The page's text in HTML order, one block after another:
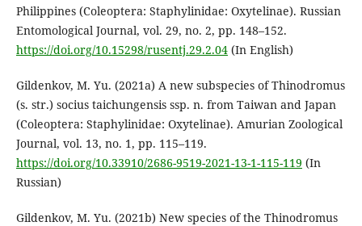
Philippines (Coleoptera: Staphylinidae: Oxytelinae). Russian
Entomological Journal, vol. 29, no. 2, pp. 148–152.
https://doi.org/10.15298/rusentj.29.2.04(In English)
Gildenkov, M. Yu. (2021a) A new subspecies of Thinodromus
(s. str.) socius taichungensis ssp. n. from Taiwan and Japan
(Coleoptera: Staphylinidae: Oxytelinae). Amurian Zoological
Journal, vol. 13, no. 1, pp. 115–119.
https://doi.org/10.33910/2686-9519-2021-13-1-115-119 (In
Russian)
Gildenkov, M. Yu. (2021b) New species of the Thinodromus